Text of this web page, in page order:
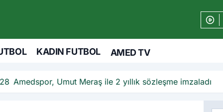
KADIN FUTBOL AMED TV
ile 2 yıllık sözleşme imzaladı